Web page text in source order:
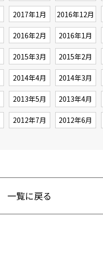
2017年1月 2016年12月
2016年2月 2016年1月
2015年3月 2015年2月
2014年4月 2014年3月
2013年5月 2013年4月
2012年7月 2012年6月
一覧に戻る